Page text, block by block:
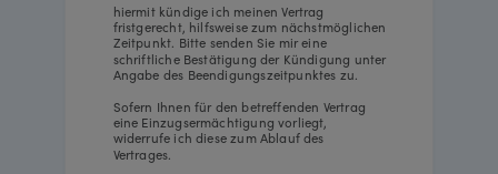
hiermit kündige ich meinen Vertrag
fristgerecht, hilfsweise zum nächstmöglichen
Zeitpunkt. Bitte senden Sie mir eine
schriftliche Bestätigung der Kündigung unter
Angabe des Beendigungszeitpunktes zu.
Sofern Ihnen für den betreffenden Vertrag
eine Einzugsermächtigung vorliegt,
widerrufe ich diese zum Ablauf des
Vertrages.